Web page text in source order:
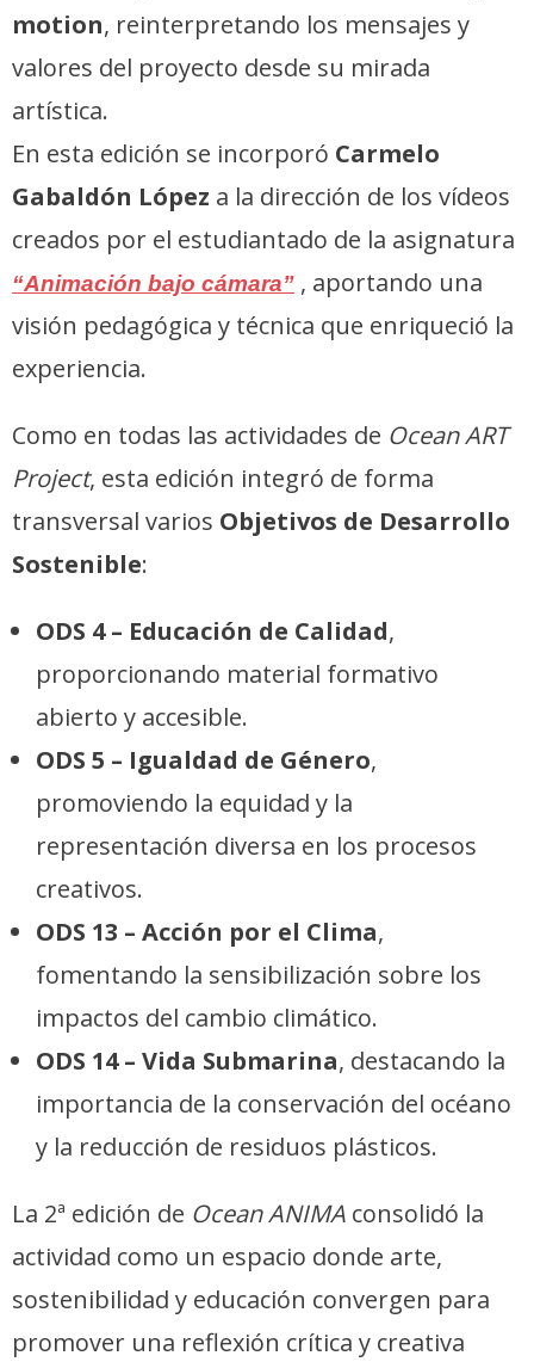
motion, reinterpretando los mensajes y
valores del proyecto desde su mirada
artística.
En esta edición se incorporó Carmelo
Gabaldón López a la dirección de los vídeos
creados por el estudiantado de la asignatura
“Animación bajo cámara” , aportando una
visión pedagógica y técnica que enriqueció la
experiencia.
Como en todas las actividades de Ocean ART
Project, esta edición integró de forma
transversal varios Objetivos de Desarrollo
Sostenible:
ODS 4 – Educación de Calidad,
proporcionando material formativo
abierto y accesible.
ODS 5 – Igualdad de Género,
promoviendo la equidad y la
representación diversa en los procesos
creativos.
ODS 13 – Acción por el Clima,
fomentando la sensibilización sobre los
impactos del cambio climático.
ODS 14 – Vida Submarina, destacando la
importancia de la conservación del océano
y la reducción de residuos plásticos.
La 2ª edición de Ocean ANIMA consolidó la
actividad como un espacio donde arte,
sostenibilidad y educación convergen para
promover una reflexión crítica y creativa